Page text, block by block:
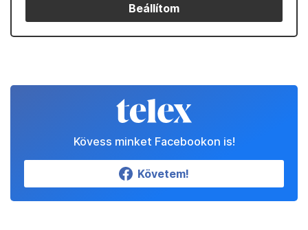
Beállítom
Kövess minket Facebookon is!
Követem!